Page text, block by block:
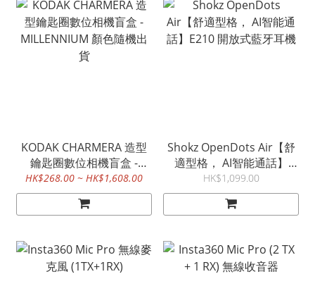
KODAK CHARMERA 造型
鑰匙圈數位相機盲盒 -
MILLENNIUM 顏色隨機出
貨
HK$268.00 ~ HK$1,608.00
Shokz OpenDots Air【舒
適型格， AI智能通話】
E210 開放式藍牙耳機
HK$1,099.00